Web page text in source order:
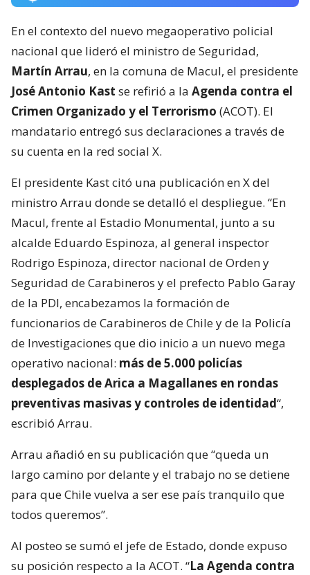
En el contexto del nuevo megaoperativo policial
nacional que lideró el ministro de Seguridad,
Martín Arrau, en la comuna de Macul, el presidente
José Antonio Kast se refirió a la Agenda contra el
Crimen Organizado y el Terrorismo (ACOT). El
mandatario entregó sus declaraciones a través de
su cuenta en la red social X.
El presidente Kast citó una publicación en X del
ministro Arrau donde se detalló el despliegue. “En
Macul, frente al Estadio Monumental, junto a su
alcalde Eduardo Espinoza, al general inspector
Rodrigo Espinoza, director nacional de Orden y
Seguridad de Carabineros y el prefecto Pablo Garay
de la PDI, encabezamos la formación de
funcionarios de Carabineros de Chile y de la Policía
de Investigaciones que dio inicio a un nuevo mega
operativo nacional: más de 5.000 policías
desplegados de Arica a Magallanes en rondas
preventivas masivas y controles de identidad“,
escribió Arrau.
Arrau añadió en su publicación que “queda un
largo camino por delante y el trabajo no se detiene
para que Chile vuelva a ser ese país tranquilo que
todos queremos”.
Al posteo se sumó el jefe de Estado, donde expuso
su posición respecto a la ACOT. “La Agenda contra